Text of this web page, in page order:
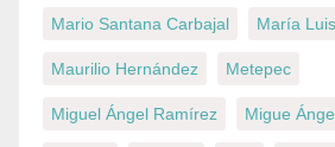
Mario Santana Carbajal María
Maurilio Hernández Metepec
Miguel Ángel Ramírez Migue